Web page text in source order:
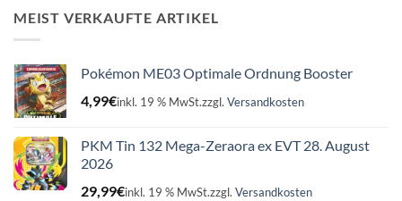
16,99€15,75€.
MEIST VERKAUFTE ARTIKEL
Pokémon ME03 Optimale Ordnung Booster
4,99€inkl. 19 % MwSt.zzgl. Versandkosten
PKM Tin 132 Mega-Zeraora ex EVT 28. August
2026
29,99€inkl. 19 % MwSt.zzgl. Versandkosten